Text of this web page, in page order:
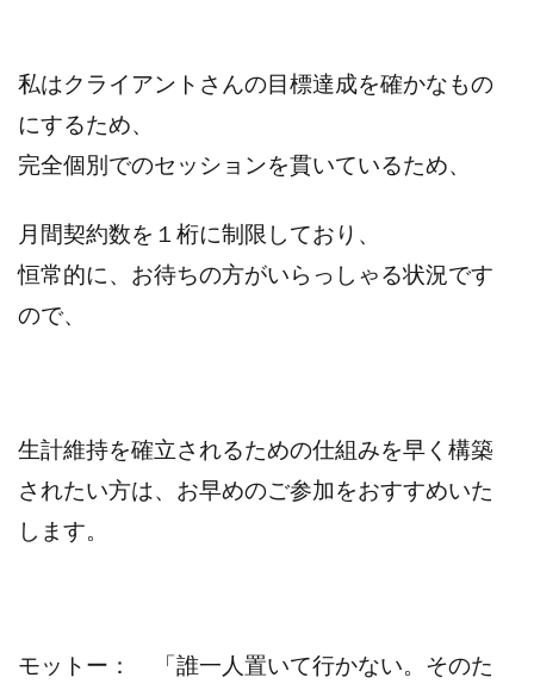
私はクライアントさんの目標達成を確かなもの
にするため、
完全個別でのセッションを貫いているため、
月間契約数を１桁に制限しており、
恒常的に、お待ちの方がいらっしゃる状況です
ので、
生計維持を確立されるための仕組みを早く構築
されたい方は、お早めのご参加をおすすめいた
します。
モットー： 「誰一人置いて行かない。そのた